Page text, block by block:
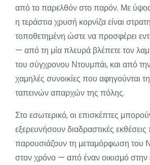
από το παρελθόν στο παρόν. Με
η τεράστια χρυσή κορνίζα είναι
τοποθετημένη ώστε να προσφέρει
— από τη μία πλευρά βλέπετε τον
του σύγχρονου Ντουμπάι, και από
χαμηλές συνοικίες που αφηγούνται
ταπεινών απαρχών της πόλης.
Στο εσωτερικό, οι επισκέπτες
εξερευνήσουν διαδραστικές
παρουσιάζουν τη μεταμόρφωση του
στον χρόνο — από έναν οικισμό